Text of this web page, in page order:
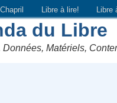
Chapril Libre à lire!
du Libre
Données, Matériels,